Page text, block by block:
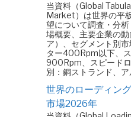
当資料（Global
Market）は世界の平
望について調査・分
場概要、主要企業の
ア）、セグメント別
ター400Rpm以下、
900Rpm、スピード
別：銅ストランド、
世界のローディン
市場2026年